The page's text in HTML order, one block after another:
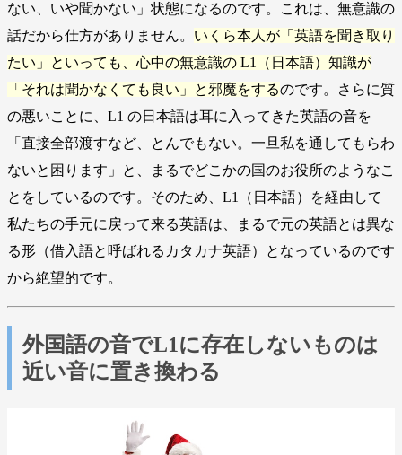
ない、いや聞かない」状態になるのです。これは、無意識の
話だから仕方がありません。 いくら本人が「英語を聞き取り
たい」といっても、心中の無意識の L1（日本語）知識が
「それは聞かなくても良い」と邪魔をするのです。さらに質
の悪いことに、L1 の日本語は耳に入ってきた英語の音を
「直接全部渡すなど、とんでもない。一旦私を通してもらわ
ないと困ります」と、まるでどこかの国のお役所のようなこ
とをしているのです。そのため、L1（日本語）を経由して
私たちの手元に戻って来る英語は、まるで元の英語とは異な
る形（借入語と呼ばれるカタカナ英語）となっているのです
から絶望的です。
外国語の音でL1に存在しないものは
近い音に置き換わる